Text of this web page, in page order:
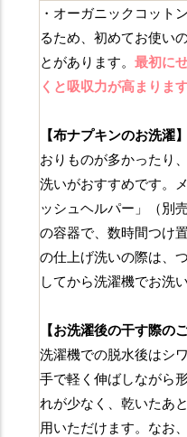
・オーガニックコット
るため、初めてお使い
とがあります。 最初に
くと吸収力が高まります
【布ナプキンのお洗濯】
おりものが多かったり
洗いがおすすめです。
ッシュヘルパー」（別
の容器で、数時間つけ
の仕上げ洗いの際は、
してから洗濯機でお洗
【お洗濯後の干す際の
洗濯機での脱水後はシ
手で軽く伸ばしながら
れが少なく、乾いたあ
用いただけます。なお